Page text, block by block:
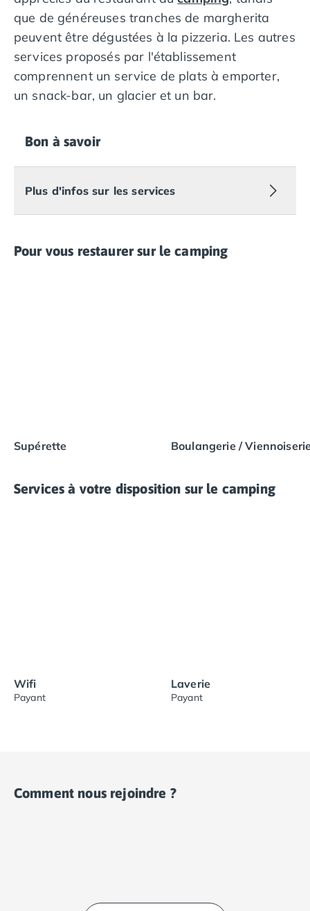
Programme de fidélité
Nos petits prix 2026
Promos d'été 2026
Nos hébergements
Nos Mobils-Homes /nos-hebergements/location-mobil-
Nos Tentes équipées/nos-hebergements/location-
Nos Emplacements /nos-hebergements/location-
Vivez l'expérience
Services et infos pratiques
Nos modes de paiement
Devenir propriétaire
que de généreuses tranches de margherita
peuvent être dégustées à la pizzeria. Les autres
services proposés par l'établissement
comprennent un service de plats à emporter,
un snack-bar, un glacier et un bar.
Bon à savoir
Plus d'infos sur les services
Pour vous restaurer sur le camping
Supérette Boulangerie /
Services à votre disposition sur le camping
Wifi
Payant
Laverie
Payant
Comment nous rejoindre ?